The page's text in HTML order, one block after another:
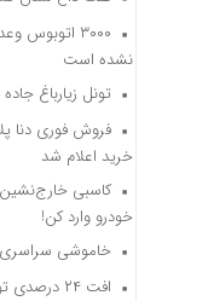
۳۰۰۰
نشده است
تونل زیارباغ
فروش فوری دنا
خرید اعلام شد
خودرو وارد کن!
خاموشی سراسری،
افت ۲۴ درصدی تولید خودرو در کشور